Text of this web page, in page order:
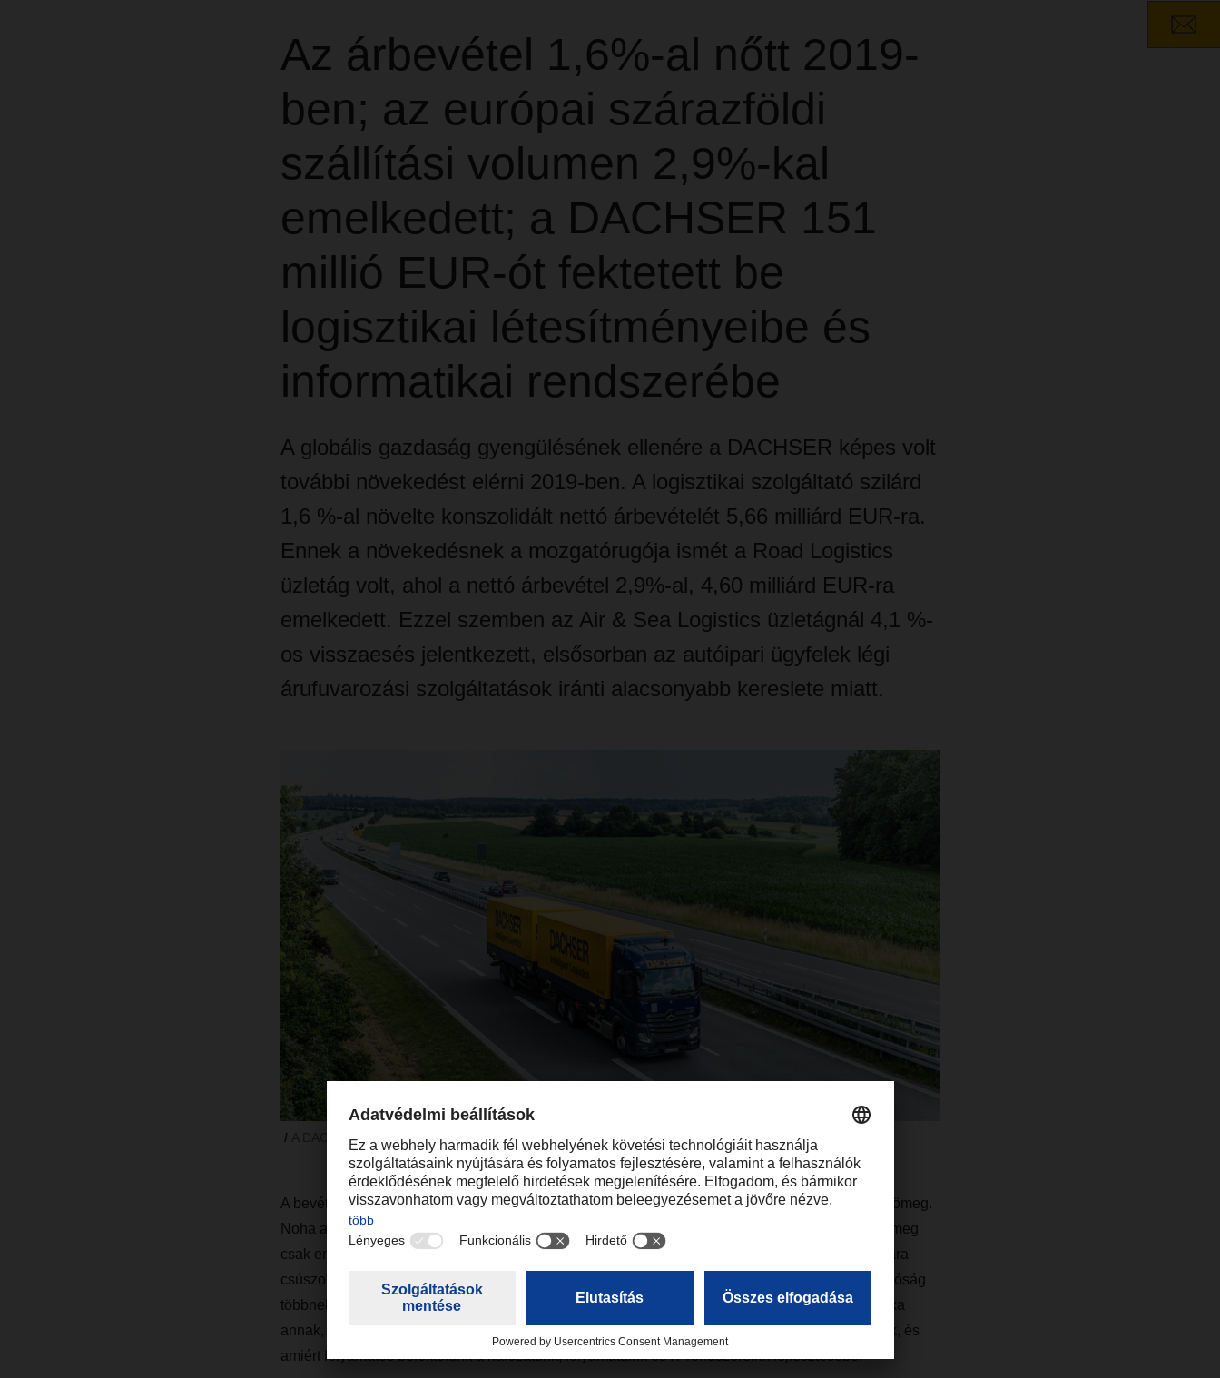
Az árbevétel 1,6%-al nőtt 2019-
ben; az európai szárazföldi
szállítási volumen 2,9%-kal
emelkedett; a DACHSER 151
millió EUR-ót fektetett be
logisztikai létesítményeibe és
informatikai rendszerébe
A globális gazdaság gyengülésének ellenére a DACHSER képes volt
további növekedést elérni 2019-ben. A logisztikai szolgáltató szilárd
1,6 %-al növelte konszolidált nettó árbevételét 5,66 milliárd EUR-ra.
Ennek a növekedésnek a mozgatórugója ismét a Road Logistics
üzletág volt, ahol a nettó árbevétel 2,9%-al, 4,60 milliárd EUR-ra
emelkedett. Ezzel szemben az Air & Sea Logistics üzletágnál 4,1 %-
os visszaesés jelentkezett, elsősorban az autóipari ügyfelek légi
árufuvarozási szolgáltatások iránti alacsonyabb kereslete miatt.
A DACHSER épít a növekedés mozgatórugójára
A bevételek csoportszintű növekedését ellensúlyozza a csökkenő küldeményszám és szállított tömeg.
Noha a szállítmányok száma körülbelül 3,7%-al, 83,7-ről 80,6 millióra esett vissza, a szállított tömeg
csak enyhe stagnálást eredményezett az előző évhez képest, 1,0 %-al, 41,4-ről 41,0 millió tonnára
csúszott vissza. "Amikor a gazdasági feltételek széliránya megfordul, a minőség és a megbízhatóság
többnek számít mint valaha" - mondta Bernhard Simon, a DACHSER vezérigazgatója. "Ez az oka
annak, hogy továbbra is célunk, hogy munkatársaink magasan képzettek és motiváltak legyenek, és
amiért folyamatos befektetünk a hálózatunk, folyamataink és IT rendszereink fejlesztésébe."